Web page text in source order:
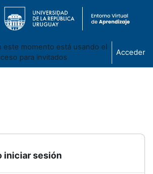
este momento está usando el
para invitados
Acceder
iniciar sesión